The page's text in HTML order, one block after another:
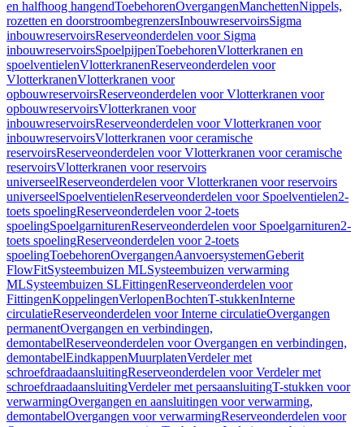
en halfhoog hangendToebehorenOvergangenManchettenNippels,
rozetten en doorstroombegrenzersInbouwreservoirsSigma
inbouwreservoirsReserveonderdelen voor Sigma
inbouwreservoirsSpoelpijpenToebehorenVlotterkranen en
spoelventielenVlotterkranenReserveonderdelen voor
VlotterkranenVlotterkranen voor
opbouwreservoirsReserveonderdelen voor Vlotterkranen voor
opbouwreservoirsVlotterkranen voor
inbouwreservoirsReserveonderdelen voor Vlotterkranen voor
inbouwreservoirsVlotterkranen voor ceramische
reservoirsReserveonderdelen voor Vlotterkranen voor ceramische
reservoirsVlotterkranen voor reservoirs
universeelReserveonderdelen voor Vlotterkranen voor reservoirs
universeelSpoelventielenReserveonderdelen voor Spoelventielen2-
toets spoelingReserveonderdelen voor 2-toets
spoelingSpoelgarniturenReserveonderdelen voor Spoelgarnituren2-
toets spoelingReserveonderdelen voor 2-toets
spoelingToebehorenOvergangenAanvoersystemenGeberit
FlowFitSysteembuizen MLSysteembuizen verwarming
MLSysteembuizen SLFittingenReserveonderdelen voor
FittingenKoppelingenVerlopenBochtenT-stukkenInterne
circulatieReserveonderdelen voor Interne circulatieOvergangen
permanentOvergangen en verbindingen,
demontabelReserveonderdelen voor Overgangen en verbindingen,
demontabelEindkappenMuurplatenVerdeler met
schroefdraadaansluitingReserveonderdelen voor Verdeler met
schroefdraadaansluitingVerdeler met persaansluitingT-stukken voor
verwarmingOvergangen en aansluitingen voor verwarming,
demontabelOvergangen voor verwarmingReserveonderdelen voor